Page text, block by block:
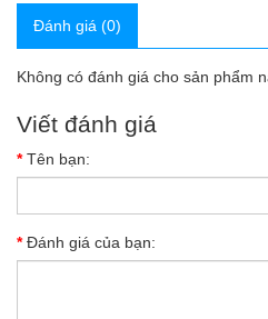
Đánh giá (0)
Không có đánh giá cho sản phẩm
Viết đánh giá
Tên bạn:
Đánh giá của bạn: